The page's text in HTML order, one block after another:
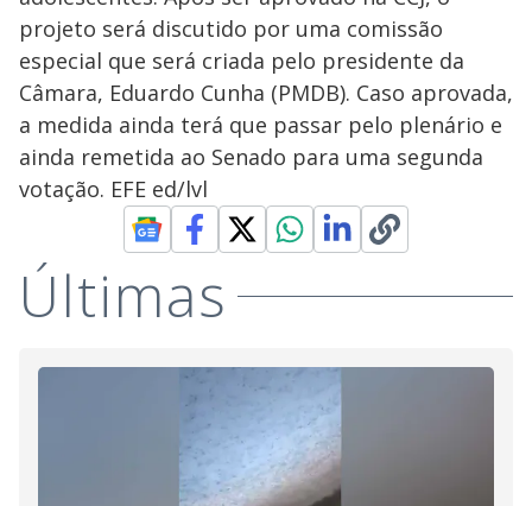
projeto será discutido por uma comissão
especial que será criada pelo presidente da
Câmara, Eduardo Cunha (PMDB). Caso aprovada,
a medida ainda terá que passar pelo plenário e
ainda remetida ao Senado para uma segunda
votação. EFE ed/lvl
Últimas